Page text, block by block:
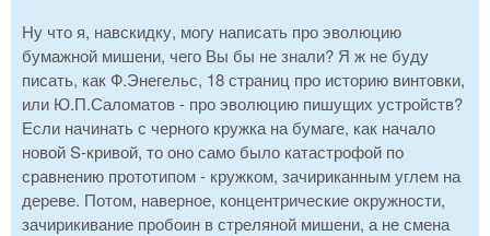
Ну что я, навскидку, могу написать про эволюцию
бумажной мишени, чего Вы бы не знали? Я ж не буду
писать, как Ф.Энегельс, 18 страниц про историю винтовки,
или Ю.П.Саломатов - про эволюцию пишущих устройств?
Если начинать с черного кружка на бумаге, как начало
новой S-кривой, то оно само было катастрофой по
сравнению прототипом - кружком, зачириканным углем на
дереве. Потом, наверное, концентрические окружности,
зачирикивание пробоин в стреляной мишени, а не смена